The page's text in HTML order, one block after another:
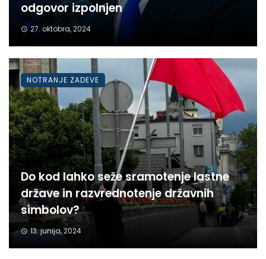
odgovor izpolnjen
27. oktobra, 2024
Do kod lahko seže sramotenje lastne
države in razvrednotenje državnih
simbolov?
13. junija, 2024
NOTRANJE ZADEVE